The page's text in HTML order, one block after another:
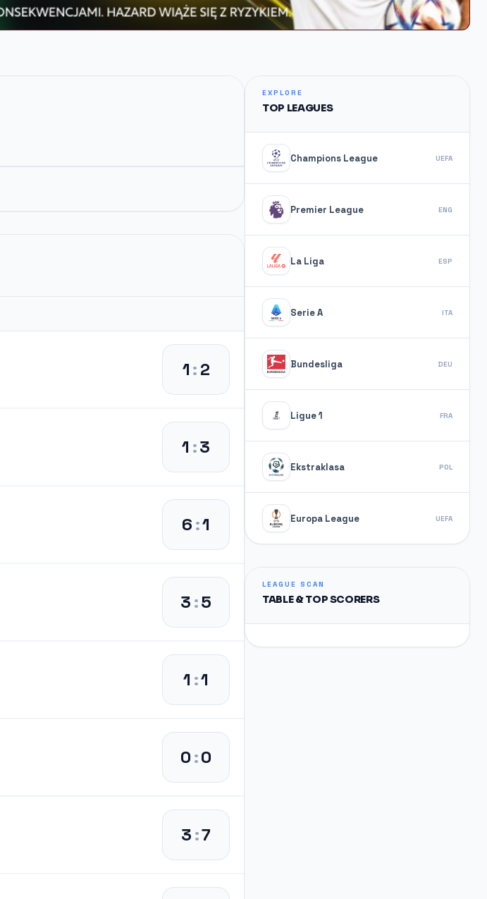
1:2
1 :3
6:1
3:5
1 :1
0:0
3:7
EXPLORE
TOP LEAGUES
Champions League UEFA
Premier League ENG
La Liga ESP
Serie A ITA
Bundesliga DEU
Ligue 1 FRA
Ekstraklasa POL
Europa League UEFA
LEAGUE SCAN
TABLE & TOP SCORERS